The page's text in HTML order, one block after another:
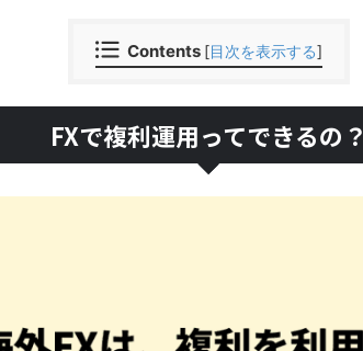
Contents [目次を表示する]
FXで複利運用ってできるの？